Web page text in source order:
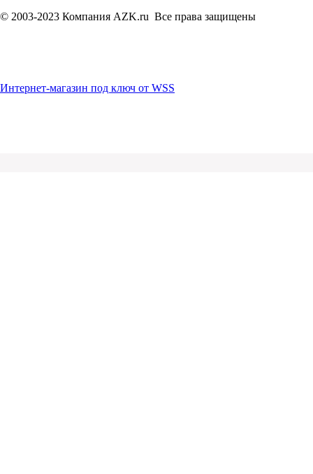
© 2003-2023 Компания AZK.ru Все права защищены
Интернет-магазин под ключ от WSS